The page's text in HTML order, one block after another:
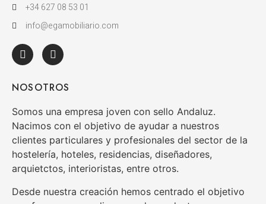
+34 627 08 53 01
info@egamobiliario.com
NOSOTROS
Somos una empresa joven con sello Andaluz.
Nacimos con el objetivo de ayudar a nuestros
clientes particulares y profesionales del sector de la
hostelería, hoteles, residencias, diseñadores,
arquietctos, interioristas, entre otros.
Desde nuestra creación hemos centrado el objetivo